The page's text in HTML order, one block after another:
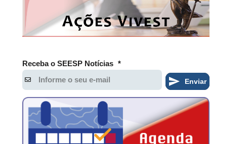
Receba o SEESP Notícias *
Enviar